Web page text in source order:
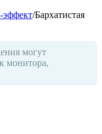
эффект/Бархатистая
могут
монитора,